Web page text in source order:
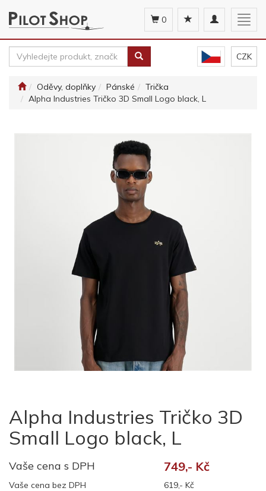
Toggle
navigation
0
CZK
Oděvy, doplňky Pánské
Trička
Alpha Industries Tričko 3D Small Logo black, L
Alpha Industries Tričko 3D
Small Logo black, L
Vaše cena s DPH 749,- Kč
Vaše cena bez DPH
619,- Kč